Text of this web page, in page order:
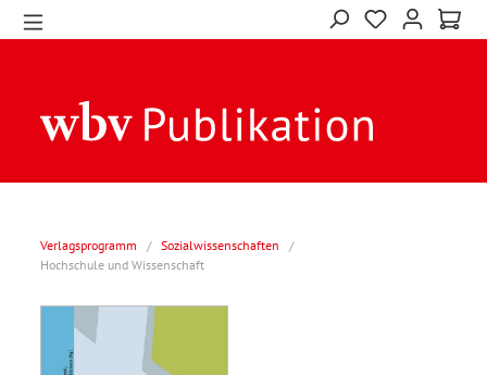
Verlagsprogramm / Sozialwissenschaften
/
Hochschule und Wissenschaft